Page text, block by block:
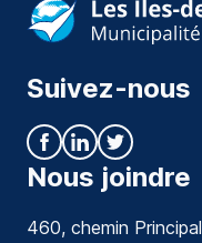
Suivez-nous
Nous joindre
460, chemin Principal